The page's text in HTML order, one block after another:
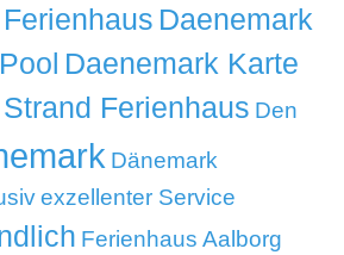
Daenemark
Daenemark Karte
Ferienhaus Den
Dänemark
exzellenter Service
Ferienhaus Aalborg